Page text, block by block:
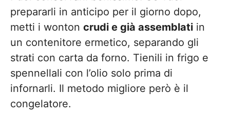
prepararli in anticipo per il giorno dopo,
metti i wonton crudi e già assemblati in
un contenitore ermetico, separando gli
strati con carta da forno. Tienili in frigo e
spennellali con l’olio solo prima di
infornarli. Il metodo migliore però è il
congelatore.